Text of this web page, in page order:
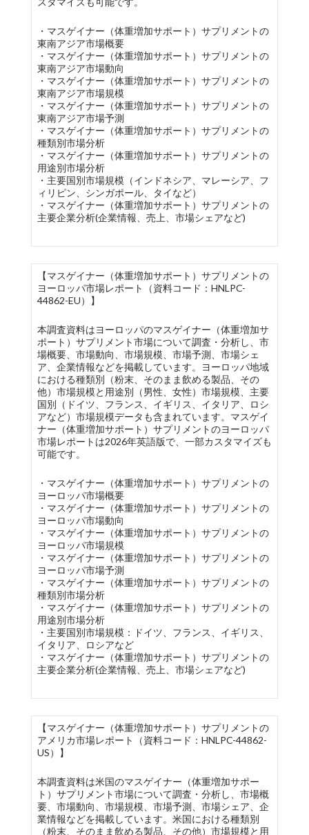
・マスゲイナー（体重増加サポート）サプリメントの
東南アジア市場概要
・マスゲイナー（体重増加サポート）サプリメントの
東南アジア市場動向
・マスゲイナー（体重増加サポート）サプリメントの
東南アジア市場規模
・マスゲイナー（体重増加サポート）サプリメントの
東南アジア市場予測
・マスゲイナー（体重増加サポート）サプリメントの
種類別市場分析
・マスゲイナー（体重増加サポート）サプリメントの
用途別市場分析
・主要国別市場規模（インドネシア、マレーシア、フ
ィリピン、シンガポール、タイなど）
・マスゲイナー（体重増加サポート）サプリメントの
主要企業分析(企業情報、売上、市場シェアなど)
【マスゲイナー（体重増加サポート）サプリメントの
ヨーロッパ市場レポート（資料コード：HNLPC-
44862-EU）】
本調査資料はヨーロッパのマスゲイナー（体重増加サ
ポート）サプリメント市場について調査・分析し、市
場概要、市場動向、市場規模、市場予測、市場シェ
ア、企業情報などを掲載しています。ヨーロッパ地域
における種類別（粉末、そのまま飲める製品、その
他）市場規模と用途別（男性、女性）市場規模、主要
国別（ドイツ、フランス、イギリス、イタリア、ロシ
アなど）市場規模データも含まれています。マスゲイ
ナー（体重増加サポート）サプリメントのヨーロッパ
市場レポートは2026年英語版で、一部カスタマイズも
可能です。
・マスゲイナー（体重増加サポート）サプリメントの
ヨーロッパ市場概要
・マスゲイナー（体重増加サポート）サプリメントの
ヨーロッパ市場動向
・マスゲイナー（体重増加サポート）サプリメントの
ヨーロッパ市場規模
・マスゲイナー（体重増加サポート）サプリメントの
ヨーロッパ市場予測
・マスゲイナー（体重増加サポート）サプリメントの
種類別市場分析
・マスゲイナー（体重増加サポート）サプリメントの
用途別市場分析
・主要国別市場規模：ドイツ、フランス、イギリス、
イタリア、ロシアなど
・マスゲイナー（体重増加サポート）サプリメントの
主要企業分析(企業情報、売上、市場シェアなど)
【マスゲイナー（体重増加サポート）サプリメントの
アメリカ市場レポート（資料コード：HNLPC-44862-
US）】
本調査資料は米国のマスゲイナー（体重増加サポー
ト）サプリメント市場について調査・分析し、市場概
要、市場動向、市場規模、市場予測、市場シェア、企
業情報などを掲載しています。米国における種類別
（粉末、そのまま飲める製品、その他）市場規模と用